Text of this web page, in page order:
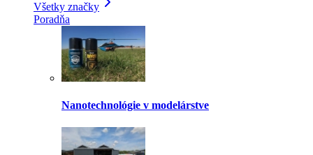
Všetky značky
Poradňa
Nanotechnológie v modelárstve